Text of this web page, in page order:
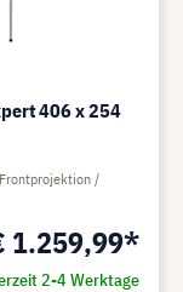
406 x 254
1.259,99*
2-4 Werktage
Frontprojektion